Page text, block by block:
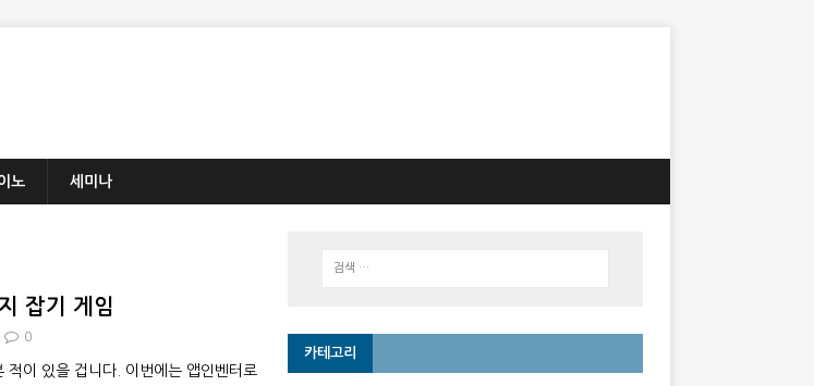
노 세미나
잡기 게임
0
적이 있을 겁니다. 이번에는 앱인벤터로
카테고리